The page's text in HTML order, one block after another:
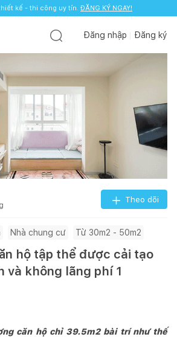
kế - thi công uy tín. ĐĂNG KÝ NGAY!
Đăng nhập Đăng ký
Theo dõi
Nhà chung cư Từ 30m2 - 50m2
hộ tập thể được cải tạo
và không lãng phí 1
căn hộ chỉ 39.5m2 bài trí như thế